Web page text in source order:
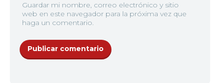
Guardar mi nombre, correo electrónico y sitio
web en este navegador para la próxima vez que
haga un comentario.